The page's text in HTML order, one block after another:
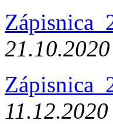
21.10.2020
11.12.2020